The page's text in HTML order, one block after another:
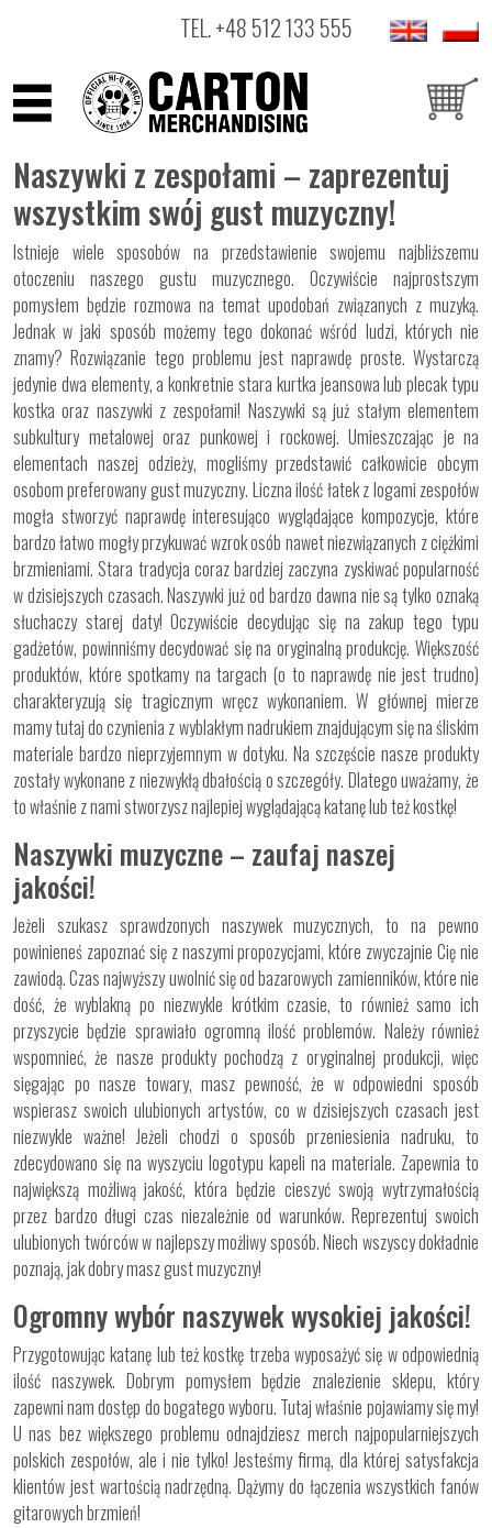
TEL.+48 512 133 555
ARTYŚCI
PRODUKTY
OUTLET
Naszywki z zespołami – zaprezentuj
wszystkim swój gust muzyczny!
Istnieje wiele sposobów na przedstawienie swojemu najbliższemu
otoczeniu naszego gustu muzycznego. Oczywiście najprostszym
pomysłem będzie rozmowa na temat upodobań związanych z muzyką.
Jednak w jaki sposób możemy tego dokonać wśród ludzi, których nie
znamy? Rozwiązanie tego problemu jest naprawdę proste. Wystarczą
jedynie dwa elementy, a konkretnie stara kurtka jeansowa lub plecak typu
kostka oraz naszywki z zespołami! Naszywki są już stałym elementem
subkultury metalowej oraz punkowej i rockowej. Umieszczając je na
elementach naszej odzieży, mogliśmy przedstawić całkowicie obcym
osobom preferowany gust muzyczny. Liczna ilość łatek z logami zespołów
mogła stworzyć naprawdę interesująco wyglądające kompozycje, które
bardzo łatwo mogły przykuwać wzrok osób nawet niezwiązanych z ciężkimi
brzmieniami. Stara tradycja coraz bardziej zaczyna zyskiwać popularność
w dzisiejszych czasach. Naszywki już od bardzo dawna nie są tylko oznaką
słuchaczy starej daty! Oczywiście decydując się na zakup tego typu
gadżetów, powinniśmy decydować się na oryginalną produkcję. Większość
produktów, które spotkamy na targach (o to naprawdę nie jest trudno)
charakteryzują się tragicznym wręcz wykonaniem. W głównej mierze
mamy tutaj do czynienia z wyblakłym nadrukiem znajdującym się na śliskim
materiale bardzo nieprzyjemnym w dotyku. Na szczęście nasze produkty
zostały wykonane z niezwykłą dbałością o szczegóły. Dlatego uważamy, że
to właśnie z nami stworzysz najlepiej wyglądającą katanę lub też kostkę!
Naszywki muzyczne – zaufaj naszej
jakości!
Jeżeli szukasz sprawdzonych naszywek muzycznych, to na pewno
powinieneś zapoznać się z naszymi propozycjami, które zwyczajnie Cię nie
zawiodą. Czas najwyższy uwolnić się od bazarowych zamienników, które nie
dość, że wyblakną po niezwykle krótkim czasie, to również samo ich
przyszycie będzie sprawiało ogromną ilość problemów. Należy również
wspomnieć, że nasze produkty pochodzą z oryginalnej produkcji, więc
sięgając po nasze towary, masz pewność, że w odpowiedni sposób
wspierasz swoich ulubionych artystów, co w dzisiejszych czasach jest
niezwykle ważne! Jeżeli chodzi o sposób przeniesienia nadruku, to
zdecydowano się na wyszyciu logotypu kapeli na materiale. Zapewnia to
największą możliwą jakość, która będzie cieszyć swoją wytrzymałością
przez bardzo długi czas niezależnie od warunków. Reprezentuj swoich
ulubionych twórców w najlepszy możliwy sposób. Niech wszyscy dokładnie
poznają, jak dobry masz gust muzyczny!
Ogromny wybór naszywek wysokiej jakości!
Przygotowując katanę lub też kostkę trzeba wyposażyć się w odpowiednią
ilość naszywek. Dobrym pomysłem będzie znalezienie sklepu, który
zapewni nam dostęp do bogatego wyboru. Tutaj właśnie pojawiamy się my!
U nas bez większego problemu odnajdziesz merch najpopularniejszych
polskich zespołów, ale i nie tylko! Jesteśmy firmą, dla której satysfakcja
klientów jest wartością nadrzędną. Dążymy do łączenia wszystkich fanów
gitarowych brzmień!